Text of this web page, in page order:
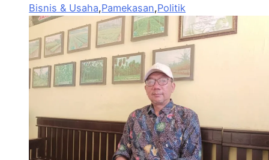
Bisnis & Usaha,Pamekasan,Politik